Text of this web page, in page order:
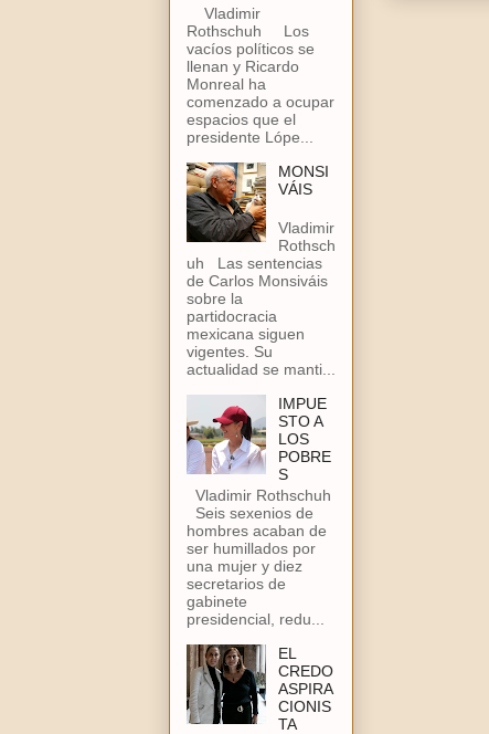
Vladimir
Rothschuh Los
vacíos políticos se
llenan y Ricardo
Monreal ha
comenzado a ocupar
espacios que el
presidente Lópe...
MONSI
VÁIS
Vladimir
Rothsch
uh Las sentencias
de Carlos Monsiváis
sobre la
partidocracia
mexicana siguen
vigentes. Su
actualidad se manti...
IMPUE
STO A
LOS
POBRE
S
Vladimir Rothschuh
Seis sexenios de
hombres acaban de
ser humillados por
una mujer y diez
secretarios de
gabinete
presidencial, redu...
EL
CREDO
ASPIRA
CIONIS
TA